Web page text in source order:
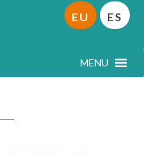
MENU
EU ES